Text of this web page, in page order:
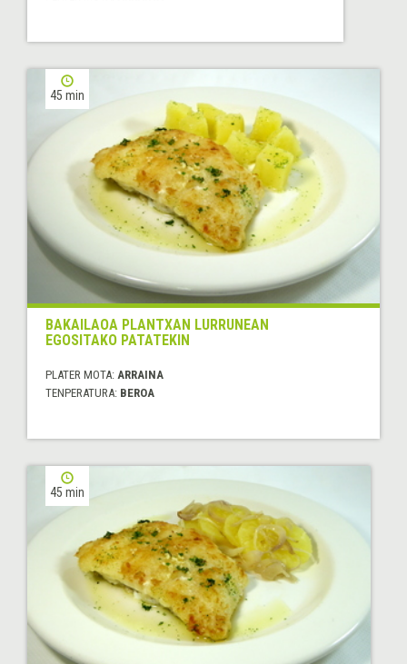
45 min
BAKAILAOA PLANTXAN LURRUNEAN
EGOSITAKO PATATEKIN
PLATER MOTA: ARRAINA
TENPERATURA: BEROA
45 min